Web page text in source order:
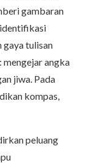
gambaran
gaya tulisan
mengejar angka
jiwa. Pada
kompas,
peluang